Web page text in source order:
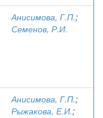
Анисимова, Г.П.;
Семенов, Р.И.
Анисимова, Г.П.;
Рыжакова, Е.И.;